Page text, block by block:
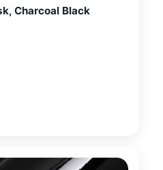
Charcoal Black